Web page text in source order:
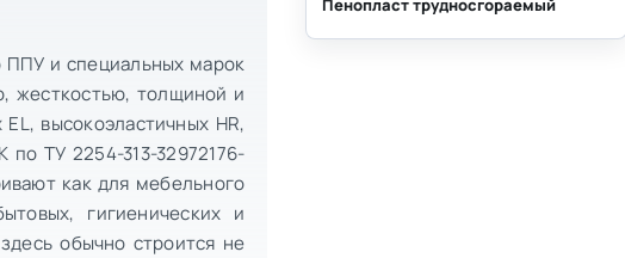
ППУ и специальных марок
жесткостью, толщиной и
высокоэластичных HR,
ТУ 2254-313-32972176-
как для мебельного
гигиенических и
обычно строится не
Пенопласт трудносгораемый